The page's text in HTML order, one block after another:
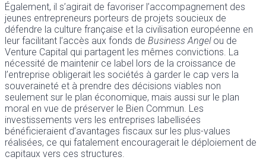
Également, il s’agirait de favoriser l’accompagnement des
jeunes entrepreneurs porteurs de projets soucieux de
défendre la culture française et la civilisation européenne en
leur facilitant l’accès aux fonds de Business Angelou de
Venture Capital qui partagent les mêmes convictions. La
nécessité de maintenir ce label lors de la croissance de
l’entreprise obligerait les sociétés à garder le cap vers la
souveraineté et à prendre des décisions viables non
seulement sur le plan économique, mais aussi sur le plan
moral en vue de préserver le Bien Commun. Les
investissements vers les entreprises labellisées
bénéficieraient d’avantages fiscaux sur les plus-values
réalisées, ce qui fatalement encouragerait le déploiement de
capitaux vers ces structures.